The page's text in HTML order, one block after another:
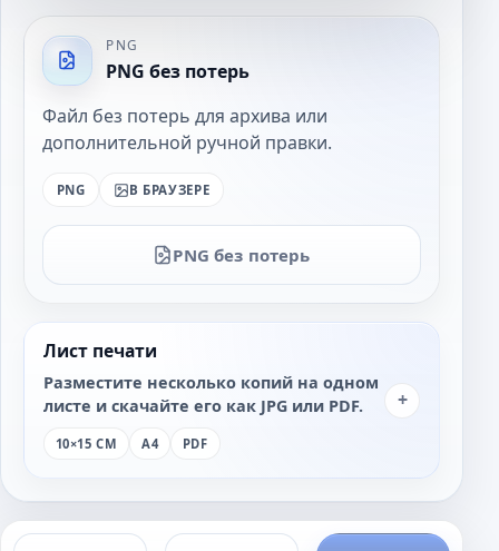
PNG
PNG без потерь
Файл без потерь для архива или
дополнительной ручной правки.
PNG В БРАУЗЕРЕ
PNG без потерь
Лист печати
Разместите несколько копий на одном
листе и скачайте его как JPG или PDF.
10×15 СМ A4 PDF
+